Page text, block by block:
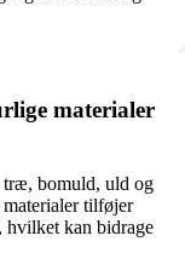
materialer
træ, bomuld, uld og
materialer tilføjer
hvilket kan bidrage